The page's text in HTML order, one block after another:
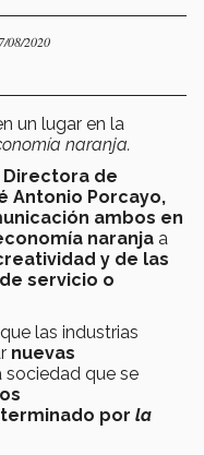
08/2020
un lugar en la
naranja.
de
Antonio Porcayo,
ambos en
naranja a
y de las
servicio o
las industrias
nuevas
sociedad que se
por la